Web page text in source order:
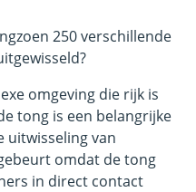
250 verschillende
omgeving die rijk is
tong is een belangrijke
uitwisseling van
omdat de tong
in direct contact